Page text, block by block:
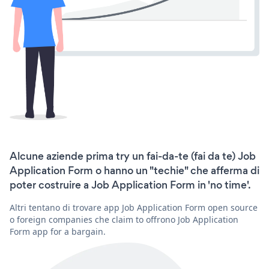
Alcune aziende prima try un fai-da-te (fai da te) Job
Application Form o hanno un "techie" che afferma di
poter costruire a Job Application Form in 'no time'.
Altri tentano di trovare app Job Application Form open source
o foreign companies che claim to offrono Job Application
Form app for a bargain.